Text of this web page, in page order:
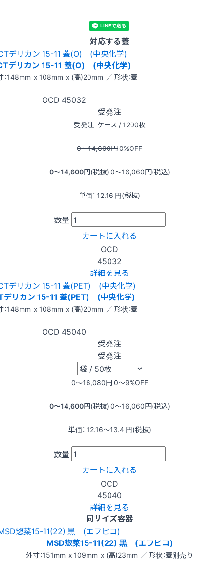
対応する蓋
デリカン 15-11 蓋(O) (中央化学)
：148mm x 108mm x (高)20mm ／ 形状：蓋
OCD 45032
受発注
受発注 ケース / 1200枚
0〜14,600円0%OFF
0〜14,600円(税抜) 0〜16,060円(税込)
単価： 12.16 円(税抜)
数量
カートに入れる
OCD
45032
詳細を見る
デリカン 15-11 蓋(PET) (中央化学)
：148mm x 108mm x (高)20mm ／ 形状：蓋
OCD 45040
受発注
受発注
0〜16,080円0〜9%OFF
0〜14,600円(税抜) 0〜16,060円(税込)
単価： 12.16〜13.4 円(税抜)
数量
カートに入れる
OCD
45040
詳細を見る
同サイズ容器
MSD惣菜15-11(22) 黒 (エフピコ)
外寸：151mm x 109mm x (高)23mm ／ 形状：蓋別売り